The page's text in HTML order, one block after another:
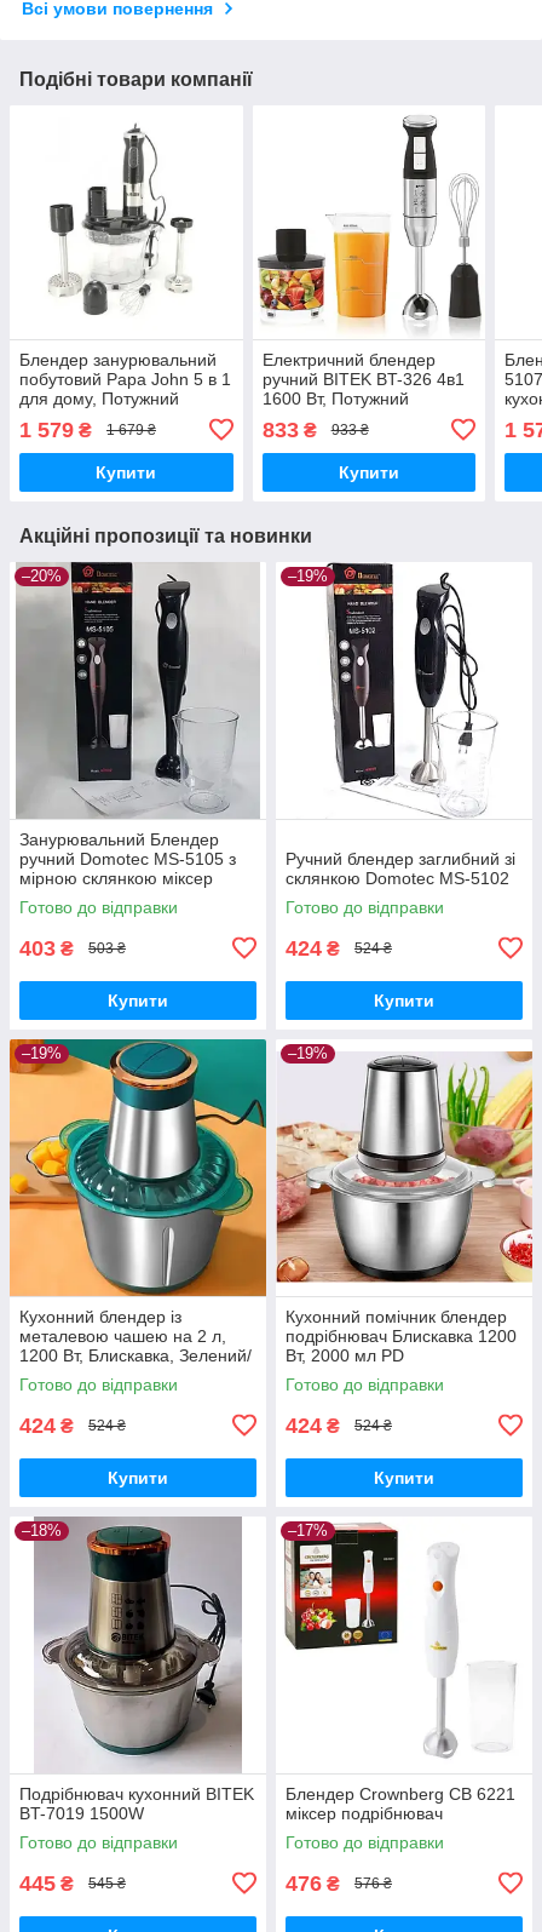
Всі умови повернення
Подібні товари компанії
Блендер занурювальний
побутовий Papa John 5 в 1
для дому, Потужний
подрібнювач з насадками
1 579 ₴ 1 679 ₴
Купити
Електричний блендер
ручний BITEK BT-326 4в1
1600 Вт, Потужний
універсальний блендер
для дому
833₴ 933 ₴
Купити
1
Акційні пропозиції та новинки
–20%
Занурювальний Блендер
ручний Domotec MS-5105 з
мірною склянкою міксер
Готово до відправки
403 ₴ 503 ₴
Купити
–19%
Ручний блендер заглибний зі
склянкою Domotec MS-5102
Готово до відправки
424 ₴ 524 ₴
Купити
–19%
Кухонний блендер із
металевою чашею на 2 л,
1200 Вт, Блискавка, Зелений/
Електричний подрібнювач
для кухні
Готово до відправки
424 ₴ 524 ₴
Купити
–19%
Кухонний помічник блендер
подрібнювач Блискавка 1200
Вт, 2000 мл PD
Готово до відправки
424 ₴ 524 ₴
Купити
–18%
Подрібнювач кухонний BITEK
BT-7019 1500W
Готово до відправки
445 ₴ 545 ₴
–17%
Блендер Crownberg CB 6221
міксер подрібнювач
Готово до відправки
476 ₴ 576 ₴